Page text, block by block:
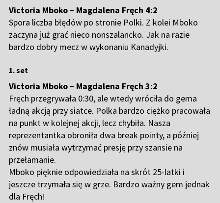
Victoria Mboko – Magdalena Fręch 4:2
Spora liczba błędów po stronie Polki. Z kolei Mboko
zaczyna już grać nieco nonszalancko. Jak na razie
bardzo dobry mecz w wykonaniu Kanadyjki.
1. set
Victoria Mboko – Magdalena Fręch 3:2
Fręch przegrywała 0:30, ale wtedy wróciła do gema
ładną akcją przy siatce. Polka bardzo ciężko pracowała
na punkt w kolejnej akcji, lecz chybiła. Nasza
reprezentantka obroniła dwa break pointy, a później
znów musiała wytrzymać presję przy szansie na
przełamanie.
Mboko pięknie odpowiedziała na skrót 25-latki i
jeszcze trzymała się w grze. Bardzo ważny gem jednak
dla Fręch!